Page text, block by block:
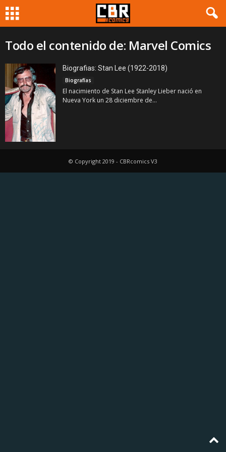
Todo el contenido de: Marvel Comics
Biografias: Stan Lee (1922-2018)
Biografías
El nacimiento de Stan Lee Stanley Lieber nació en
Nueva York un 28 diciembre de...
© Copyright 2019 - CBRcomics V3